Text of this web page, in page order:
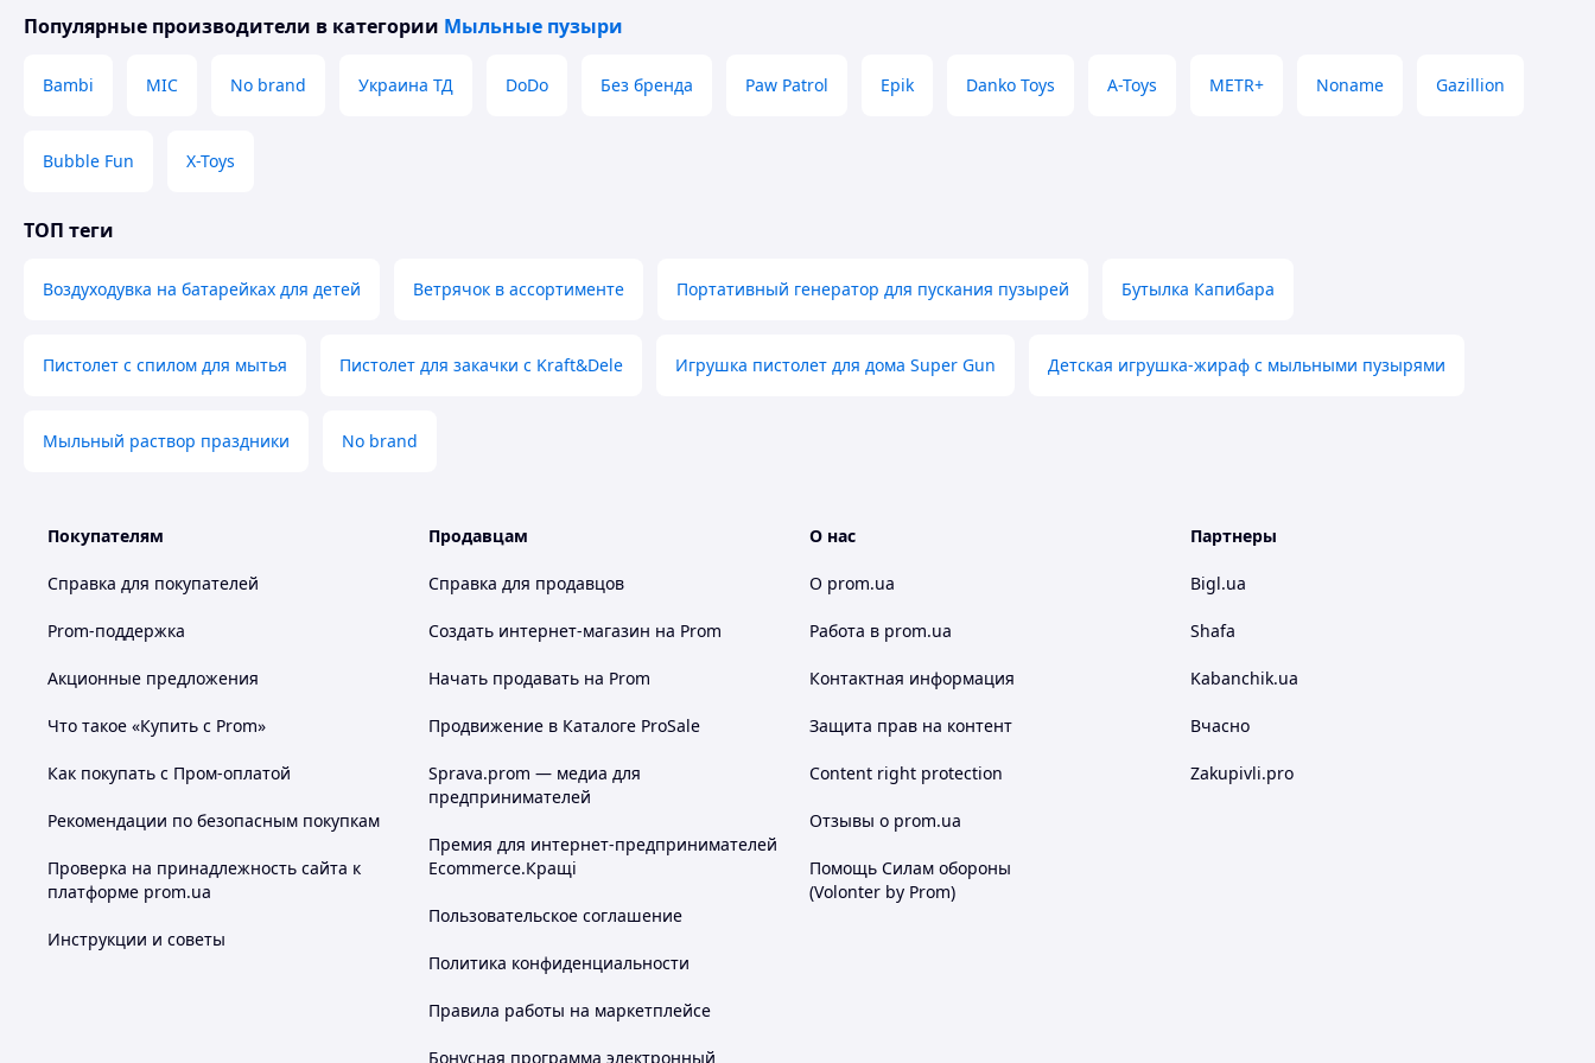
Популярные производители в категории Мыльные пузыри
Bambi MIC No brand Украина ТД DoDo Без бренда Paw Patrol Epik Danko Toys A-Toys METR+ Noname Gazillion
Bubble Fun X-Toys
ТОП теги
Воздуходувка на батарейках для детей Ветрячок в ассортименте Портативный генератор для пускания пузырей Бутылка Капибара
Пистолет с спилом для мытья Пистолет для закачки с Kraft&Dele Игрушка пистолет для дома Super Gun Детская игрушка-жираф с мыльными пузырями
Мыльный раствор праздники No brand
Покупателям
Справка для покупателей
Prom-поддержка
Акционные предложения
Что такое «Купить с Prom»
Как покупать с Пром-оплатой
Рекомендации по безопасным покупкам
Проверка на принадлежность сайта к
платформе prom.ua
Инструкции и советы
Продавцам
Справка для продавцов
Создать интернет-магазин на Prom
Начать продавать на Prom
Продвижение в Каталоге ProSale
Sprava.prom — медиа для
предпринимателей
Премия для интернет-предпринимателей
Ecommerce.Кращі
Пользовательское соглашение
Политика конфиденциальности
Правила работы на маркетплейсе
Бонусная программа электронный
О нас
О prom.ua
Работа в prom.ua
Контактная информация
Защита прав на контент
Content right protection
Отзывы о prom.ua
Помощь Силам обороны
(Volonter by Prom)
Партнеры
Bigl.ua
Shafa
Kabanchik.ua
Вчасно
Zakupivli.pro